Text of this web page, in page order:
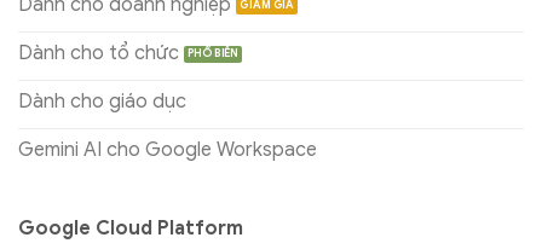
Dành cho doanh nghiệp
Dành cho tổ chức
Dành cho giáo dục
Gemini AI cho Google Workspace
Google Cloud Platform